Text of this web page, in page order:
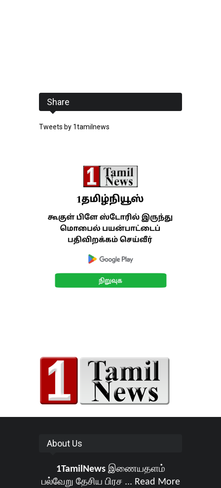
Share
Tweets by 1tamilnews
About Us
1TamilNewsஇணையதளம்
பல்வேறு தேசிய பிரச ... Read More